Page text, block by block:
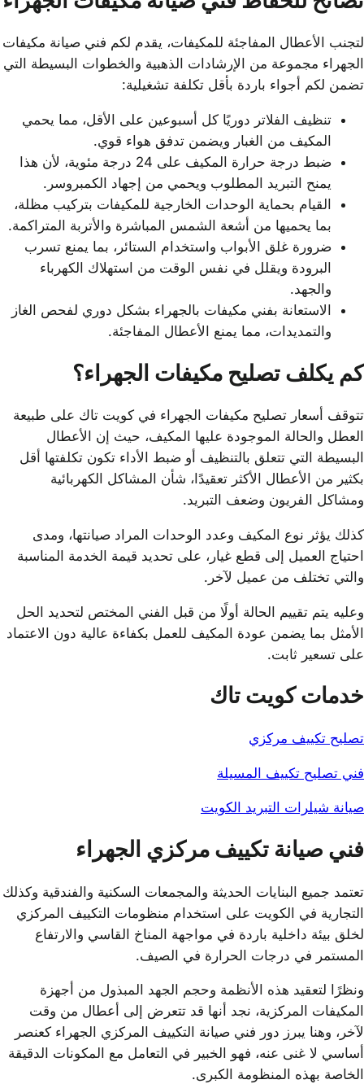
لتجنب الأعطال المفاجئة للمكيفات، يقدم لكم فني صيانة مكيفات
الجهراء مجموعة من الإرشادات الذهبية والخطوات البسيطة التي
تضمن لكم أجواء باردة بأقل تكلفة تشغيلية:
تنظيف الفلاتر دوريًا كل أسبوعين على الأقل، مما يحمي
المكيف من الغبار ويضمن تدفق هواء قوي.
ضبط درجة حرارة المكيف على 24 درجة مئوية، لأن هذا
يمنح التبريد المطلوب ويحمي من إجهاد الكمبروسر.
القيام بحماية الوحدات الخارجية للمكيفات بتركيب مظلة،
بما يحميها من أشعة الشمس المباشرة والأتربة المتراكمة.
ضرورة غلق الأبواب واستخدام الستائر، بما يمنع تسرب
البرودة ويقلل في نفس الوقت من استهلاك الكهرباء
والجهد.
الاستعانة بفني مكيفات بالجهراء بشكل دوري لفحص الغاز
والتمديدات، مما يمنع الأعطال المفاجئة.
كم يكلف تصليح مكيفات الجهراء؟
تتوقف أسعار تصليح مكيفات الجهراء في كويت تاك على طبيعة
العطل والحالة الموجودة عليها المكيف، حيث إن الأعطال
البسيطة التي تتعلق بالتنظيف أو ضبط الأداء تكون تكلفتها أقل
بكثير من الأعطال الأكثر تعقيدًا، شأن المشاكل الكهربائية
ومشاكل الفريون وضعف التبريد.
كذلك يؤثر نوع المكيف وعدد الوحدات المراد صيانتها، ومدى
احتياج العميل إلى قطع غيار، على تحديد قيمة الخدمة المناسبة
والتي تختلف من عميل لآخر.
وعليه يتم تقييم الحالة أولًا من قبل الفني المختص لتحديد الحل
الأمثل بما يضمن عودة المكيف للعمل بكفاءة عالية دون الاعتماد
على تسعير ثابت.
خدمات كويت تاك
تصليح تكييف مركزي
فني تصليح تكييف المسيلة
صيانة شيلرات التبريد الكويت
فني صيانة تكييف مركزي الجهراء
تعتمد جميع البنايات الحديثة والمجمعات السكنية والفندقية وكذلك
التجارية في الكويت على استخدام منظومات التكييف المركزي
لخلق بيئة داخلية باردة في مواجهة المناخ القاسي والارتفاع
المستمر في درجات الحرارة في الصيف.
ونظرًا لتعقيد هذه الأنظمة وحجم الجهد المبذول من أجهزة
المكيفات المركزية، نجد أنها قد تتعرض إلى أعطال من وقت
لآخر، وهنا يبرز دور فني صيانة التكييف المركزي الجهراء كعنصر
أساسي لا غنى عنه، فهو الخبير في التعامل مع المكونات الدقيقة
الخاصة بهذه المنظومة الكبرى.